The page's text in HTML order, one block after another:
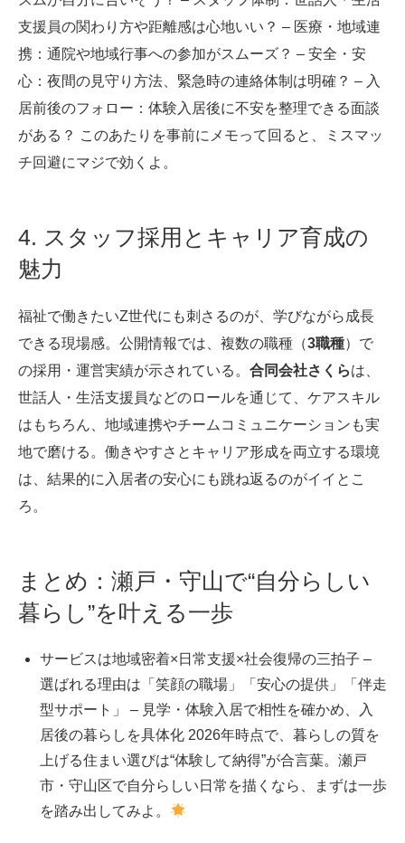
支援員の関わり方や距離感は心地いい？ – 医療・地域連
携：通院や地域行事への参加がスムーズ？ – 安全・安
心：夜間の見守り方法、緊急時の連絡体制は明確？ – 入
居前後のフォロー：体験入居後に不安を整理できる面談
がある？ このあたりを事前にメモって回ると、ミスマッ
チ回避にマジで効くよ。
4. スタッフ採用とキャリア育成の
魅力
福祉で働きたいZ世代にも刺さるのが、学びながら成長
できる現場感。公開情報では、複数の職種（3職種）で
の採用・運営実績が示されている。 合同会社さくらは、
世話人・生活支援員などのロールを通じて、ケアスキル
はもちろん、地域連携やチームコミュニケーションも実
地で磨ける。働きやすさとキャリア形成を両立する環境
は、結果的に入居者の安心にも跳ね返るのがイイとこ
ろ。
まとめ：瀬戸・守山で“自分らしい
暮らし”を叶える一歩
サービスは地域密着×日常支援×社会復帰の三拍子 –
選ばれる理由は「笑顔の職場」「安心の提供」「伴走
型サポート」 – 見学・体験入居で相性を確かめ、入
居後の暮らしを具体化 2026年時点で、暮らしの質を
上げる住まい選びは“体験して納得”が合言葉。瀬戸
市・守山区で自分らしい日常を描くなら、まずは一歩
を踏み出してみよ。